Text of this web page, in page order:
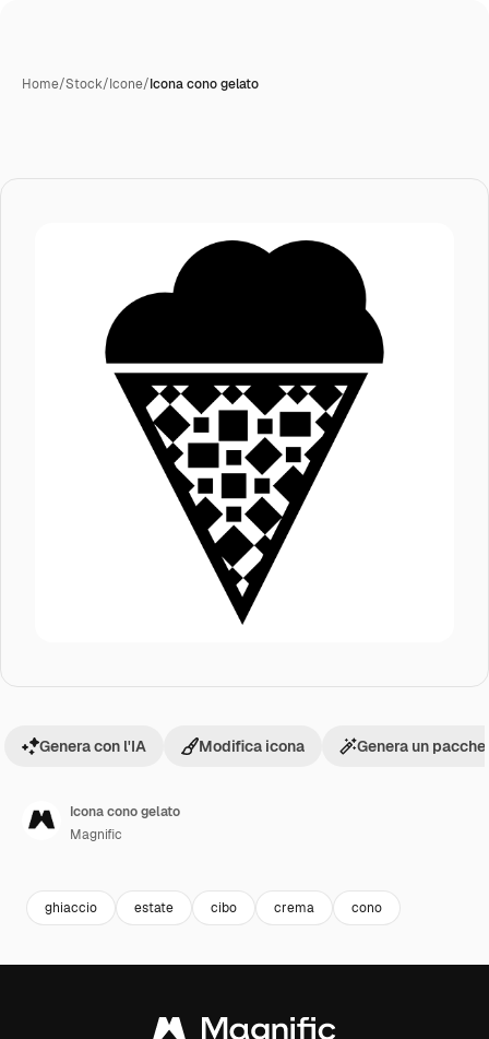
Home/Stock/Icone/Icona cono gelato
Genera con l'IA Modifica icona Genera un
Icona cono gelato
Magnific
ghiaccio estate cibo crema cono